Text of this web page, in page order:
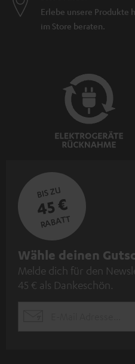
Erlebe unsere Produkte
im Store beraten.
BIS ZU
45 €
RABATT
N
e
w
Wähle deinen
Melde dich für den
45 € als Dankeschön.